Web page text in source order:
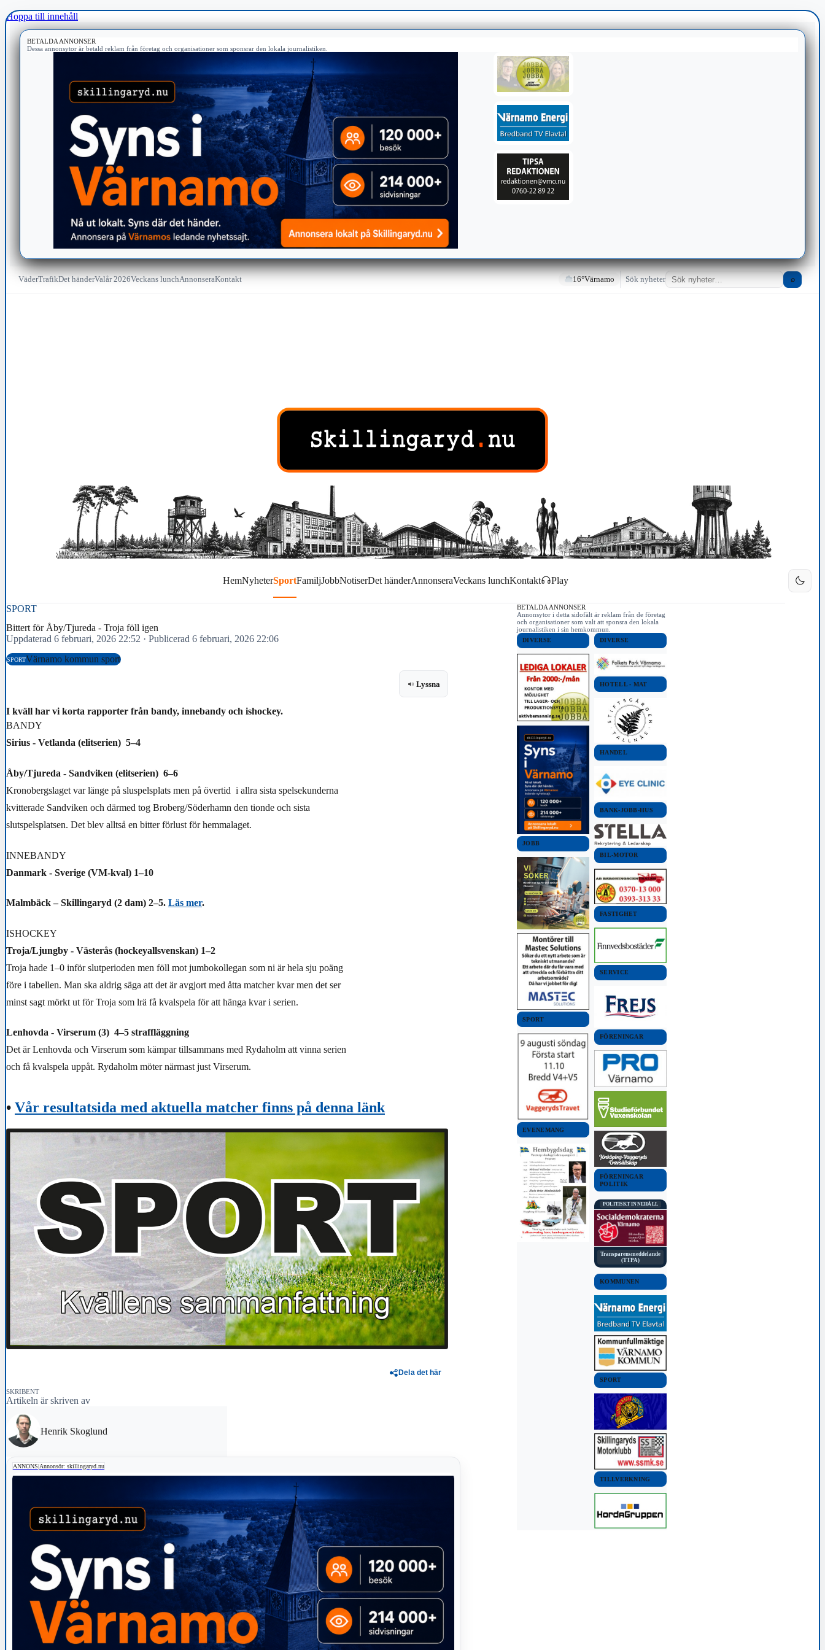
Hoppa till innehåll
BETALDA ANNONSER
Dessa annonsytor är betald reklam från företag och organisationer som sponsrar den lokala journalistiken.
VäderTrafikDet händerValår 2026Veckans lunchAnnonseraKontakt 16°Värnamo Sök nyheter ⌕
HemNyheterSportFamiljJobbNotiserDet händerAnnonseraVeckans lunchKontakt Play
SPORT
Bittert för Åby/Tjureda - Troja föll igen
Uppdaterad 6 februari, 2026 22:52 · Publicerad 6 februari, 2026 22:06
SPORTVärnamo kommun sport
Lyssna
I kväll har vi korta rapporter från bandy, innebandy och ishockey.
BANDY
Sirius - Vetlanda (elitserien) 5–4
Åby/Tjureda - Sandviken (elitserien) 6–6
Kronobergslaget var länge på sluspelsplats men på övertid i allra sista spelsekunderna
kvitterade Sandviken och därmed tog Broberg/Söderhamn den tionde och sista
slutspelsplatsen. Det blev alltså en bitter förlust för hemmalaget.
INNEBANDY
Danmark - Sverige (VM-kval) 1–10
Malmbäck – Skillingaryd (2 dam) 2–5. Läs mer.
ISHOCKEY
Troja/Ljungby - Västerås (hockeyallsvenskan) 1–2
Troja hade 1–0 inför slutperioden men föll mot jumbokollegan som ni är hela sju poäng
före i tabellen. Man ska aldrig säga att det är avgjort med åtta matcher kvar men det ser
minst sagt mörkt ut för Troja som lrä få kvalspela för att hänga kvar i serien.
Lenhovda - Virserum (3) 4–5 straffläggning
Det är Lenhovda och Virserum som kämpar tillsammans med Rydaholm att vinna serien
och få kvalspela uppåt. Rydaholm möter närmast just Virserum.
• Vår resultatsida med aktuella matcher finns på denna länk
Dela det här
SKRIBENT
Artikeln är skriven av
Henrik Skoglund
ANNONS Annonsör: skillingaryd.nu
BETALDA ANNONSER
Annonsytor i detta sidofält är reklam från de företag
och organisationer som valt att sponsra den lokala
journalistiken i sin hemkommun.
DIVERSE
JOBB
SPORT
EVENEMANG
DIVERSE
HOTELL - MAT
HANDEL
BANK-JOBB-HUS
BIL-MOTOR
FASTIGHET
SERVICE
FÖRENINGAR
FÖRENINGAR
POLITIK
POLITISKT INNEHÅLL
Transparensmeddelande
(TTPA)
KOMMUNEN
SPORT
TILLVERKNING